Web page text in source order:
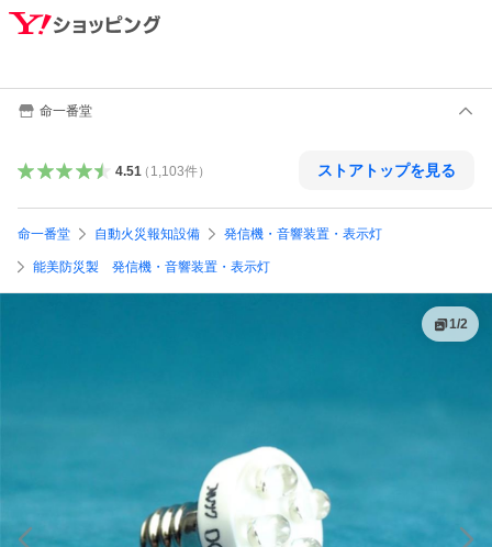
命一番堂
4.51（ 1,103件） ストアトップを見る
命一番堂 自動火災報知設備 発信機・音響装置・表示灯
能美防災製 発信機・音響装置・表示灯
1/2